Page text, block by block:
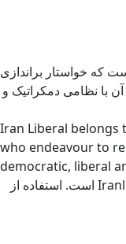
که خواستار براندازی
با نظامی دمکراتیک و
Iran Liberal belongs
who endeavour to
democratic, liberal
کلیه حقوق قانونی این سایت متعلق به Iranliberal است. استفاده از